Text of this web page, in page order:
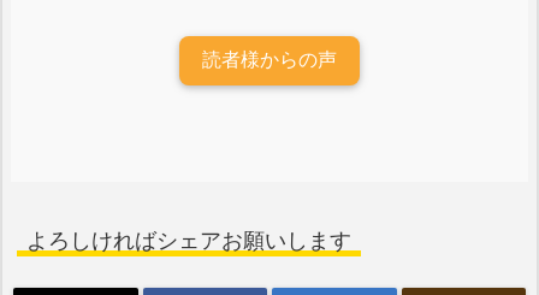
読者様からの声
よろしければシェアお願いします